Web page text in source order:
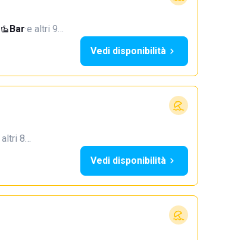
Bar·e altri 9…
Vedi disponibilità
altri 8…
Vedi disponibilità